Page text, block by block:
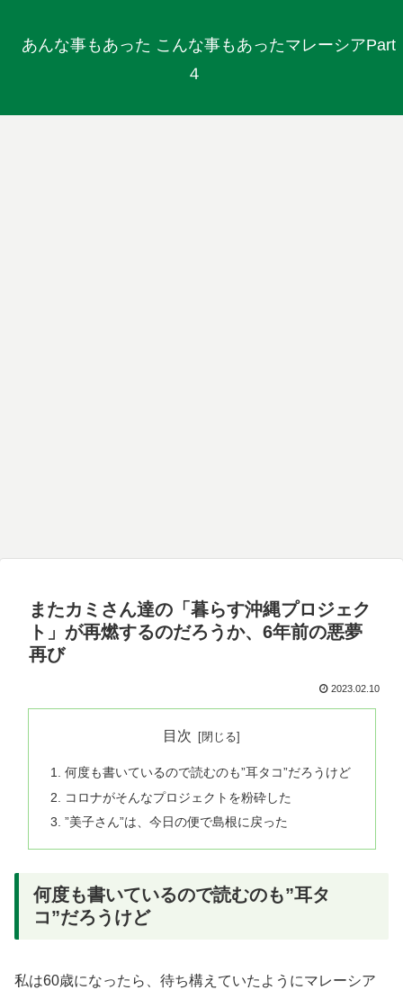
あんな事もあった こんな事もあったマレーシアPart
４
またカミさん達の「暮らす沖縄プロジェク
ト」が再燃するのだろうか、6年前の悪夢
再び
2023.02.10
目次
何度も書いているので読むのも”耳タコ”だろうけど
コロナがそんなプロジェクトを粉砕した
”美子さん”は、今日の便で島根に戻った
何度も書いているので読むのも”耳タ
コ”だろうけど
私は60歳になったら、待ち構えていたようにマレーシア